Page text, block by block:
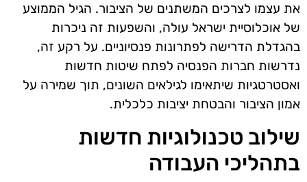
את עצמו לצרכים המשתנים של הציבור. הגיל הממוצע
של אוכלוסיית ישראל עולה, והשפעות זה ניכרות
בהגדלת הדרישה לפתרונות פנסיוניים. על רקע זה,
נדרשות חברות הפנסיה לפתח שיטות חדשות
ואסטרטגיות שיתאימו לגילאים השונים, תוך שמירה על
אמון הציבור והבטחת יציבות כלכלית.
שילוב טכנולוגיות חדשות
בתהליכי העבודה